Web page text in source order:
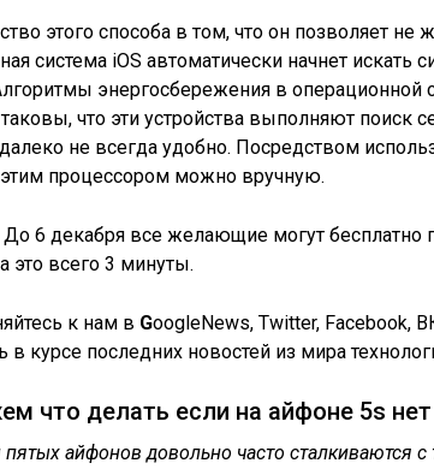
этого способа в том, что он позволяет не
система iOS автоматически начнет искать
энергосбережения в операционной
что эти устройства выполняют поиск
не всегда удобно. Посредством
этим процессором можно вручную.
До 6 декабря все желающие могут бесплатно
это всего 3 минуты.
к нам в GoogleNews, Twitter, Facebook,
в курсе последних новостей из мира
что делать если на айфоне 5s
айфонов довольно часто сталкиваются с